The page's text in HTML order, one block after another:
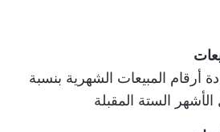
أرقام المبيعات الشهرية بنسبة